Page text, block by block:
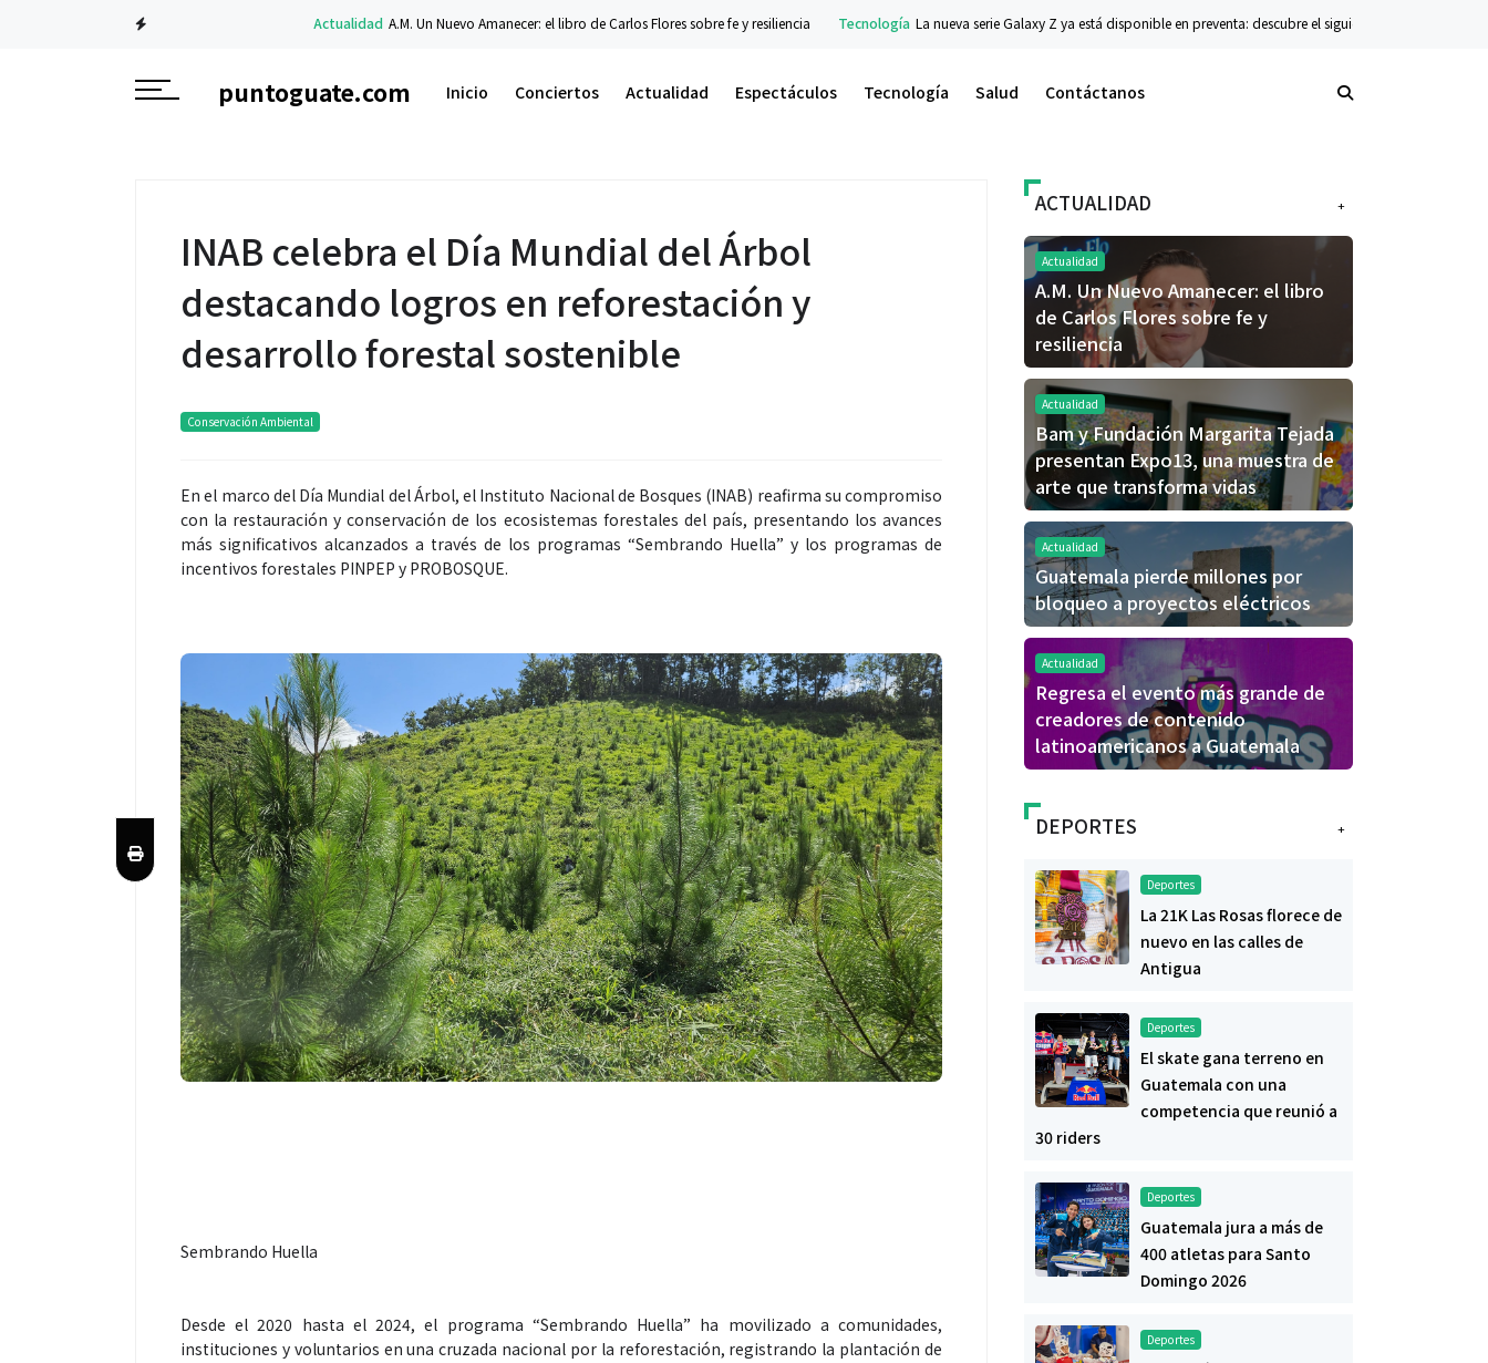
Actualidad A.M. Un Nuevo Amanecer: el libro de Carlos Flores sobre fe y resiliencia Tecnología La nueva serie Galaxy Z ya está disponible en preventa: descubre el siguiente nivel de innovación
puntoguate.com Inicio Conciertos Actualidad Espectáculos Tecnología Salud Contáctanos
INAB celebra el Día Mundial del Árbol
destacando logros en reforestación y
desarrollo forestal sostenible
Conservación Ambiental
En el marco del Día Mundial del Árbol, el Instituto Nacional de Bosques (INAB) reafirma su compromiso
con la restauración y conservación de los ecosistemas forestales del país, presentando los avances
más significativos alcanzados a través de los programas “Sembrando Huella” y los programas de
incentivos forestales PINPEP y PROBOSQUE.
Sembrando Huella
Desde el 2020 hasta el 2024, el programa “Sembrando Huella” ha movilizado a comunidades,
instituciones y voluntarios en una cruzada nacional por la reforestación, registrando la plantación de
+
ACTUALIDAD
Actualidad
A.M. Un Nuevo Amanecer: el libro
de Carlos Flores sobre fe y
resiliencia
Actualidad
Bam y Fundación Margarita Tejada
presentan Expo13, una muestra de
arte que transforma vidas
Actualidad
Guatemala pierde millones por
bloqueo a proyectos eléctricos
Actualidad
Regresa el evento más grande de
creadores de contenido
latinoamericanos a Guatemala
+
DEPORTES
Deportes
La 21K Las Rosas florece de
nuevo en las calles de
Antigua
Deportes
El skate gana terreno en
Guatemala con una
competencia que reunió a
30 riders
Deportes
Guatemala jura a más de
400 atletas para Santo
Domingo 2026
Deportes